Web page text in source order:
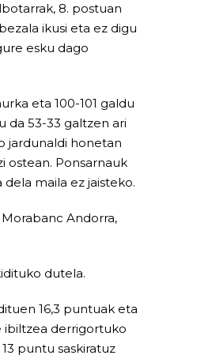
8. postuan
ikusi eta ez digu
esku dago
eta 100-101 galdu
da 53-33 galtzen ari
jardunaldi honetan
ostean. Ponsarnauk
maila ez jaisteko.
Andorra,
dutela.
16,3 puntuak eta
ibiltzea derrigortuko
puntu saskiratuz